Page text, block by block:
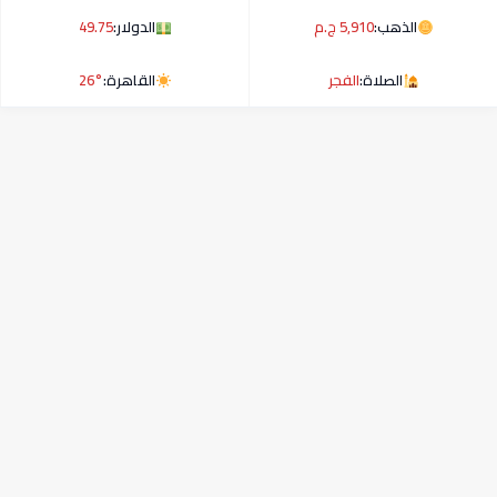
الذهب:5,910 ج.م الدولار:49.75
الصلاة:الفجر القاهرة:26°